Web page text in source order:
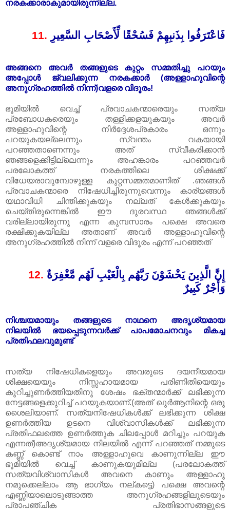
നരകക്കാരാകുമായിരുന്നില്ല.
11. فَاعْتَرَفُوا بِذَنبِهِمْ فَسُحْقًا لِّأَصْحَابِ السَّعِيرِ
അങ്ങനെ അവർ തങ്ങളുടെ കുറ്റം സമ്മതിച്ചു പറയും
അപ്പോൾ ജ്വലിക്കുന്ന നരകക്കാർ (അള്ളാഹുവിന്റെ
അനുഗ്രഹത്തിൽ നിന്ന്)വളരെ വിദൂരം!
ഭൂമിയിൽ വെച്ച് പ്രവാചകന്മാരെയും സത്യ
പ്രബോധകരെയും തള്ളിക്കളയുകയും അവർ
അള്ളാഹുവിന്റെ നിർദ്ദേശപ്രകാരം ഒന്നും
പറയുകയല്ലെന്നും സ്വന്തം വകയായി
പറഞ്ഞതാണെന്നും അത് സ്വീകരിക്കാൻ
ഞങ്ങളെക്കിട്ടില്ലെന്നും അഹങ്കാരം പറഞ്ഞവർ
പരലോകത്ത് നരകത്തിലെ ശിക്ഷക്ക്
വിധേയരാവുമ്പോഴുള്ള കുറ്റസമ്മതമാണിത് .ഞങ്ങൾ
പ്രവാചകന്മാരെ നിഷേധിച്ചിരുന്നുവെന്നും കാര്യങ്ങൾ
യഥാവിധി ചിന്തിക്കുകയും നല്ലത് കേൾക്കുകയും
ചെയ്തിരുന്നെങ്കിൽ ഈ ദുരവസ്ഥ ഞങ്ങൾക്ക്
വരില്ലായിരുന്നു എന്ന കുമ്പസാരം പക്ഷെ അവരെ
രക്ഷിക്കുകയില്ല അതാണ്‌‌ അവർ അള്ളാഹുവിന്റെ
അനുഗ്രഹത്തിൽ നിന്ന് വളരെ വിദൂരം എന്ന് പറഞ്ഞത്
12. إِنَّ الَّذِينَ يَخْشَوْنَ رَبَّهُم بِالْغَيْبِ لَهُم مَّغْفِرَةٌ
وَأَجْرٌ كَبِيرٌ
നിശ്ചയമായും തങ്ങളുടെ നാഥനെ അദൃ‌ശ്യമായ
നിലയിൽ ഭയപ്പെടുന്നവർക്ക് പാപമോചനവും മികച്ച
പ്രതിഫലവുമുണ്ട്
സത്യ നിഷേധികളെയും അവരുടെ ദയനീയമായ
ശിക്ഷയെയും നിസ്സഹായമായ പരിണിതിയെയും
കുറിച്ചുണർത്തിയതിനു ശേഷം ഭക്തന്മാർക്ക് ലഭിക്കുന്ന
നേട്ടങ്ങളെക്കുറിച്ച് പറയുകയാണ്‌‌.(അത് ഖുർആനിന്റെ ഒരു
ശൈലിയാണ്‌. സത്യനിഷേധികൾക്ക് ലഭിക്കുന്ന ശിക്ഷ
ഉണർത്തിയ ഉടനെ വിശ്വാസികൾക്ക് ലഭിക്കുന്ന
പ്രതിഫലത്തെ ഉണർത്തുക ചിലപ്പോൾ മറിച്ചും പറയുക
എന്നത്)അദൃ‌ശ്യമായ നിലയിൽ എന്ന് പറഞ്ഞത് നമ്മുടെ
കണ്ണ് കൊണ്ട് നാം അള്ളാഹുവെ കാണുന്നില്ല ഈ
ഭൂമിയിൽ വെച്ച് കാണുകയുമില്ല (പരലോകത്ത്
സത്യവിശ്വാസികൾ അവനെ കാണും അള്ളാഹു
നമുക്കെല്ലാം ആ ഭാഗ്യം നല്കട്ടെ) പക്ഷെ അവന്റെ
എണ്ണിയാലൊടുങ്ങാത്ത അനുഗ്രഹങ്ങളിലൂടെയും
പ്രാപഞ്ചിക പ്രതിഭാസങ്ങളുടെ